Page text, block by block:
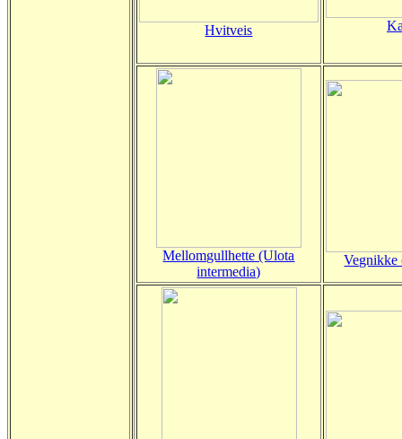
Hvitveis
Mellomgullhette (Ulota
intermedia)
Vegnikke